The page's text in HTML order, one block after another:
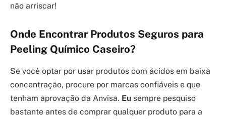
não arriscar!
Onde Encontrar Produtos Seguros para
Peeling Químico Caseiro?
Se você optar por usar produtos com ácidos em baixa
concentração, procure por marcas confiáveis e que
tenham aprovação da Anvisa. Eu sempre pesquiso
bastante antes de comprar qualquer produto para a